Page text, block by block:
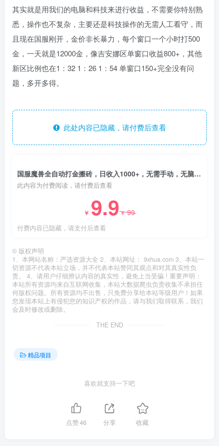
其实就是用我们的电脑和科技来进行收益，不需要你特别熟
悉，操作也不复杂，主要还是科技操作的无需人工看守，而
且现在国服刚开，金价非长暴力，每个窗口一个小时打500
金，一天就是12000金，像吉安娜区单窗口收益800+，其他
新区比例也在1：32 1：26 1：54 单窗口150+完全没有问
题，多开多得。
此处内容已隐藏，请付费后查看
国服魔兽全自动打金搬砖，日收入1000+，无需手动，无脑挂机
此内容为付费阅读，请付费后查看
￥ 9.9￥99
付费内容已隐藏，请支付后查看
© 版权声明
1、本网站名称：严选资源大全 2、本站网址： 9xhua.com 3、本站一
切资源不代表本站立场，并不代表本站赞同其观点和对其真实性负
责。 4、请用户仔细辨认内容的真实性，避免上当受骗 ! 重要声明：
本站所有资源均来自互联网收集，本站大数据爬虫负责收集不承担任
何版权问题。所有资源均不出售，只免费分享给本站等级用户！如果
您发现本站上有侵犯您的知识产权的作品，请与我们取得联系，我们
会及时修改或删除。
THE END
精品项目
喜欢就支持一下吧
点赞46 分享 收藏